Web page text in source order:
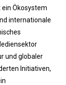
Ökosystem
internationale
und globaler
Initiativen,